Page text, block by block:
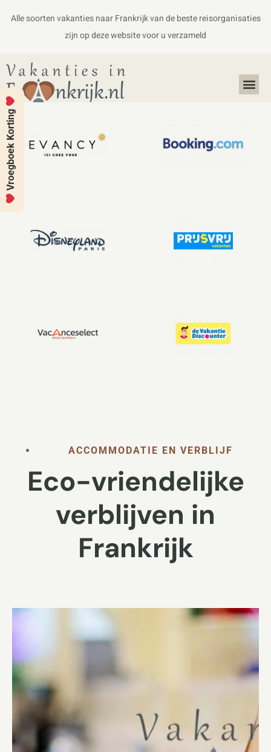
Alle soorten vakanties naar Frankrijk van de beste reisorganisaties
zijn op deze website voor u verzameld
ACCOMMODATIE EN VERBLIJF
Eco-vriendelijke
verblijven in
Frankrijk
Vroegboek Korting